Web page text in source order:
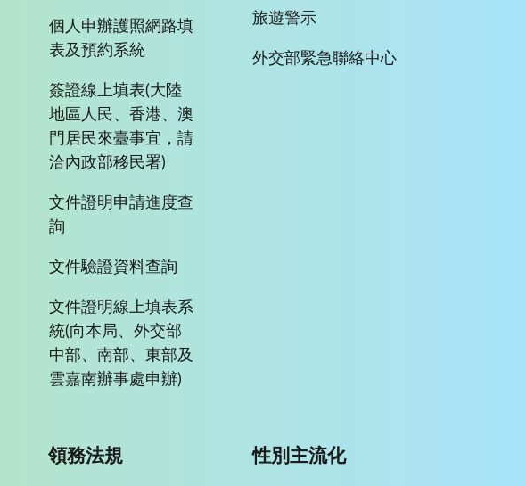
個人申辦護照網路填
表及預約系統
簽證線上填表(大陸
地區人民、香港、澳
門居民來臺事宜，請
洽內政部移民署)
文件證明申請進度查
詢
文件驗證資料查詢
文件證明線上填表系
統(向本局、外交部
中部、南部、東部及
雲嘉南辦事處申辦)
旅遊警示
外交部緊急聯絡中心
領務法規 性別主流化